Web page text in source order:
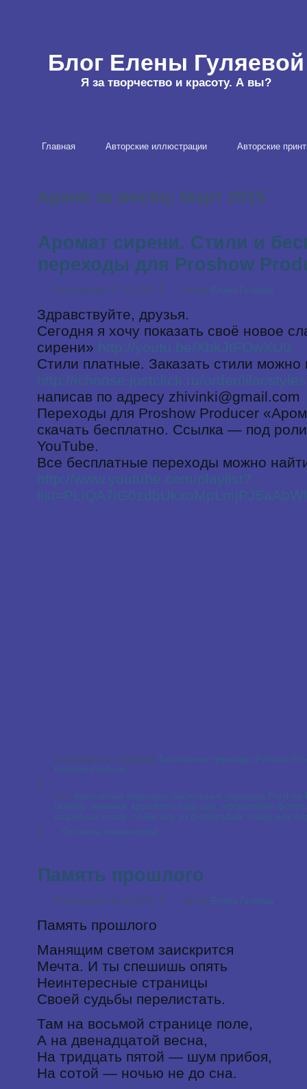
Блог Елены Гуляевой
Я за творчество и красоту. А вы?
Главная Авторские иллюстрации Авторские
Архив за месяц: Март 2015
Аромат сирени. Стили и
переходы для Proshow
Опубликовал 27.03.2015 | Автор Елена Гуляева
Здравствуйте, друзья.
Сегодня я хочу показать своё новое
сирени» http://youtu.be/XbkJtFOwXU0
Стили платные. Заказать стили можно
http://ichoose.justclick.ru/order/lilacstyles
написав по адресу zhivinki@gmail.com
Переходы для Proshow Producer
скачать бесплатно. Ссылка — под
YouTube.
Все бесплатные переходы можно
http://www.youtube.com/playlist?
Опубликовано в рубрике Бесплатные переходы Proshow
Proshow Producer
|
Теги бесплатные переходы , бесплатные переходы Proshow
скачать, живинки, красивое слайд шоу, оформление
свадебные стили, слайд шоу из фотографий, слайд шоу
| Оставить комментарий
Память прошлого
Опубликовал 21.03.2015 | Автор Елена Гуляева
Память прошлого
Манящим светом заискрится
Мечта. И ты спешишь опять
Неинтересные страницы
Своей судьбы перелистать.
Там на восьмой странице поле,
А на двенадцатой весна,
На тридцать пятой — шум прибоя,
На сотой — ночью не до сна.